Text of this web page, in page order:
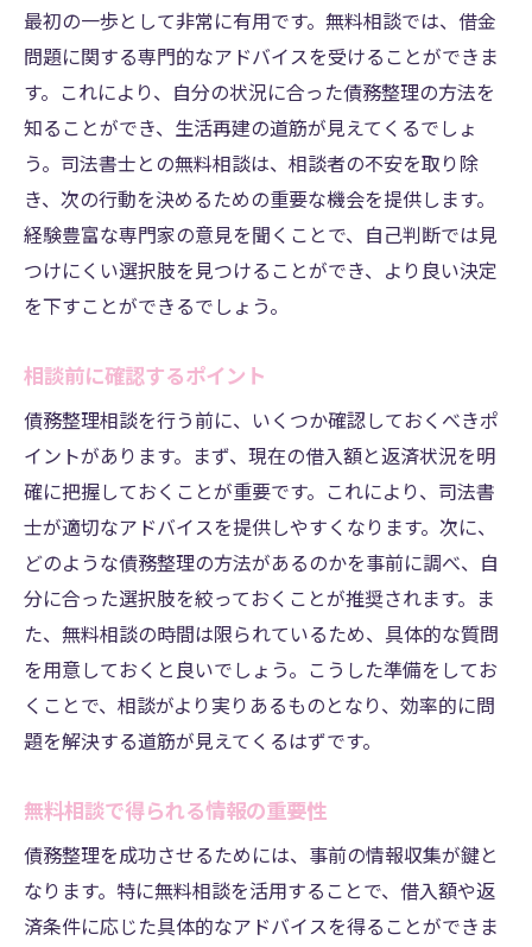
最初の一歩として非常に有用です。無料相談では、借金
問題に関する専門的なアドバイスを受けることができま
す。これにより、自分の状況に合った債務整理の方法を
知ることができ、生活再建の道筋が見えてくるでしょ
う。司法書士との無料相談は、相談者の不安を取り除
き、次の行動を決めるための重要な機会を提供します。
経験豊富な専門家の意見を聞くことで、自己判断では見
つけにくい選択肢を見つけることができ、より良い決定
を下すことができるでしょう。
相談前に確認するポイント
債務整理相談を行う前に、いくつか確認しておくべきポ
イントがあります。まず、現在の借入額と返済状況を明
確に把握しておくことが重要です。これにより、司法書
士が適切なアドバイスを提供しやすくなります。次に、
どのような債務整理の方法があるのかを事前に調べ、自
分に合った選択肢を絞っておくことが推奨されます。ま
た、無料相談の時間は限られているため、具体的な質問
を用意しておくと良いでしょう。こうした準備をしてお
くことで、相談がより実りあるものとなり、効率的に問
題を解決する道筋が見えてくるはずです。
無料相談で得られる情報の重要性
債務整理を成功させるためには、事前の情報収集が鍵と
なります。特に無料相談を活用することで、借入額や返
済条件に応じた具体的なアドバイスを得ることができま